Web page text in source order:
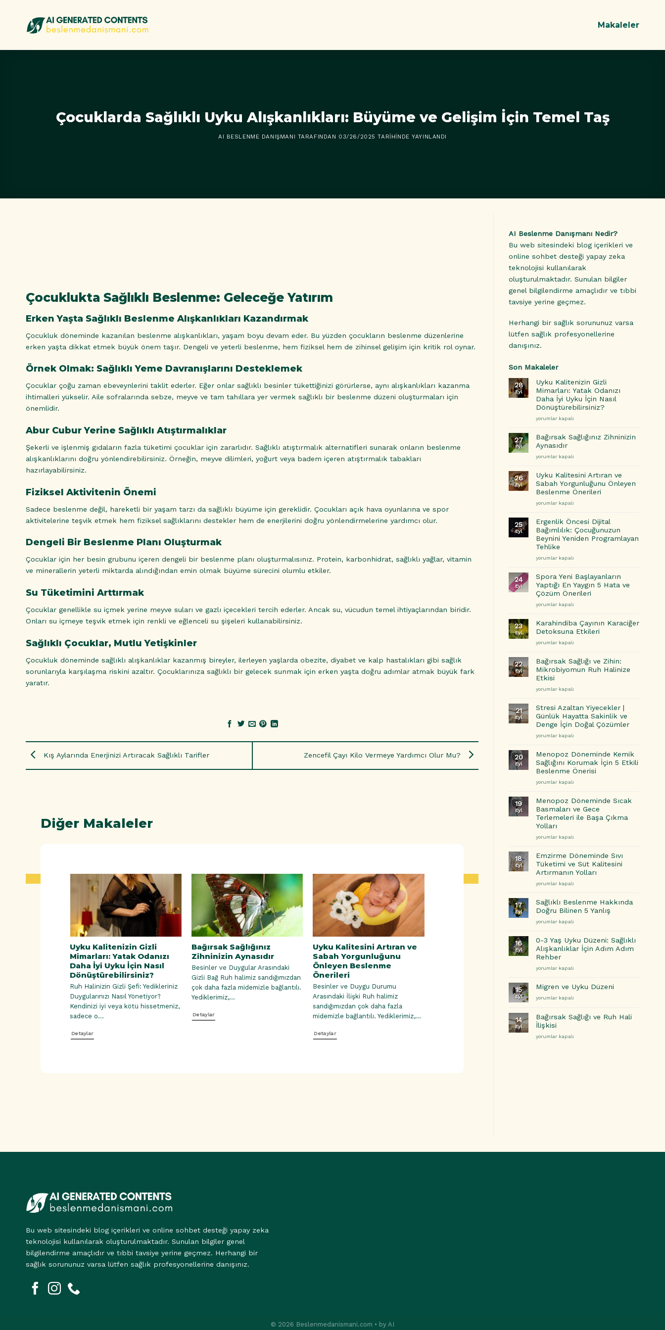
Makaleler
Çocuklarda Sağlıklı Uyku Alışkanlıkları: Büyüme ve Gelişim İçin Temel Taş
AI BESLENME DANIŞMANI TARAFINDAN 03/26/2025 TARIHINDE YAYINLANDI
Çocuklukta Sağlıklı Beslenme: Geleceğe Yatırım
Erken Yaşta Sağlıklı Beslenme Alışkanlıkları Kazandırmak
Çocukluk döneminde kazanılan beslenme alışkanlıkları, yaşam boyu devam eder. Bu yüzden çocukların beslenme düzenlerine
erken yaşta dikkat etmek büyük önem taşır. Dengeli ve yeterli beslenme, hem fiziksel hem de zihinsel gelişim için kritik rol oynar.
Örnek Olmak: Sağlıklı Yeme Davranışlarını Desteklemek
Çocuklar çoğu zaman ebeveynlerini taklit ederler. Eğer onlar sağlıklı besinler tükettiğinizi görürlerse, aynı alışkanlıkları kazanma
ihtimalleri yükselir. Aile sofralarında sebze, meyve ve tam tahıllara yer vermek sağlıklı bir beslenme düzeni oluşturmaları için
önemlidir.
Abur Cubur Yerine Sağlıklı Atıştırmalıklar
Şekerli ve işlenmiş gıdaların fazla tüketimi çocuklar için zararlıdır. Sağlıklı atıştırmalık alternatifleri sunarak onların beslenme
alışkanlıklarını doğru yönlendirebilirsiniz. Örneğin, meyve dilimleri, yoğurt veya badem içeren atıştırmalık tabakları
hazırlayabilirsiniz.
Fiziksel Aktivitenin Önemi
Sadece beslenme değil, hareketli bir yaşam tarzı da sağlıklı büyüme için gereklidir. Çocukları açık hava oyunlarına ve spor
aktivitelerine teşvik etmek hem fiziksel sağlıklarını destekler hem de enerjilerini doğru yönlendirmelerine yardımcı olur.
Dengeli Bir Beslenme Planı Oluşturmak
Çocuklar için her besin grubunu içeren dengeli bir beslenme planı oluşturmalısınız. Protein, karbonhidrat, sağlıklı yağlar, vitamin
ve minerallerin yeterli miktarda alındığından emin olmak büyüme sürecini olumlu etkiler.
Su Tüketimini Arttırmak
Çocuklar genellikle su içmek yerine meyve suları ve gazlı içecekleri tercih ederler. Ancak su, vücudun temel ihtiyaçlarından biridir.
Onları su içmeye teşvik etmek için renkli ve eğlenceli su şişeleri kullanabilirsiniz.
Sağlıklı Çocuklar, Mutlu Yetişkinler
Çocukluk döneminde sağlıklı alışkanlıklar kazanmış bireyler, ilerleyen yaşlarda obezite, diyabet ve kalp hastalıkları gibi sağlık
sorunlarıyla karşılaşma riskini azaltır. Çocuklarınıza sağlıklı bir gelecek sunmak için erken yaşta doğru adımlar atmak büyük fark
yaratır.
Kış Aylarında Enerjinizi Artıracak Sağlıklı Tarifler Zencefil Çayı Kilo Vermeye Yardımcı Olur Mu?
Diğer Makaleler
Uyku Kalitenizin Gizli
Mimarları: Yatak Odanızı
Daha İyi Uyku İçin Nasıl
Dönüştürebilirsiniz?
Ruh Halinizin Gizli Şefi: Yedikleriniz
Duygularınızı Nasıl Yönetiyor?
Kendinizi iyi veya kötü hissetmeniz,
sadece o...
Detaylar
Bağırsak Sağlığınız
Zihninizin Aynasıdır
Besinler ve Duygular Arasındaki
Gizli Bağ Ruh halimiz sandığımızdan
çok daha fazla midemizle bağlantılı.
Yediklerimiz,...
Detaylar
Uyku Kalitesini Artıran ve
Sabah Yorgunluğunu
Önleyen Beslenme
Önerileri
Besinler ve Duygu Durumu
Arasındaki İlişki Ruh halimiz
sandığımızdan çok daha fazla
midemizle bağlantılı. Yediklerimiz,...
Detaylar
Ergenlik Öncesi Dijital
Bağımlılık: Çocuğunuzun
Geleceğinizi Şekillendiren Kritik
haline gelen çocukluk çağı...
AI Beslenme Danışmanı Nedir?
Bu web sitesindeki blog içerikleri ve
online sohbet desteği yapay zeka
teknolojisi kullanılarak
oluşturulmaktadır. Sunulan bilgiler
genel bilgilendirme amaçlıdır ve tıbbi
tavsiye yerine geçmez.
Herhangi bir sağlık sorununuz varsa
lütfen sağlık profesyonellerine
danışınız.
Son Makaleler
28
Eyl
Uyku Kalitenizin Gizli
Mimarları: Yatak Odanızı
Daha İyi Uyku İçin Nasıl
Dönüştürebilirsiniz?
Uyku
Gizli
Mimarları:
Yatak
Odanızı
İyi
Uyku
İçin
Dönüştürebilirsiniz?
yorumlar kapalı
27
Eyl
Bağırsak Sağlığınız Zihninizin
Aynasıdır
Bağırsak
Zihninizin
Aynasıdır
için
yorumlar kapalı
26
Eyl
Uyku Kalitesini Artıran ve
Sabah Yorgunluğunu Önleyen
Beslenme Önerileri
Uyku
Artıran
Sabah
Yorgunluğunu
Önleyen
Beslenme
için
yorumlar kapalı
25
Eyl
Ergenlik Öncesi Dijital
Bağımlılık: Çocuğunuzun
Beynini Yeniden Programlayan
Tehlike
Ergenlik
Dijital
Bağımlılık:
Çocuğunuzun
Beynini
Yeniden
Tehlike
için
yorumlar kapalı
24
Eyl
Spora Yeni Başlayanların
Yaptığı En Yaygın 5 Hata ve
Çözüm Önerileri
Spora
Başlayanların
En
Yaygın
Hata
ve
Çözüm
için
yorumlar kapalı
23
Eyl
Karahindiba Çayının Karaciğer
Detoksuna Etkileri
Karahindiba
Karaciğer
Detoksuna
Etkileri
için
yorumlar kapalı
22
Eyl
Bağırsak Sağlığı ve Zihin:
Mikrobiyomun Ruh Halinize
Etkisi
Bağırsak
ve
Zihin:
Mikrobiyomun
Ruh
Halinize
için
yorumlar kapalı
21
Eyl
Stresi Azaltan Yiyecekler |
Günlük Hayatta Sakinlik ve
Denge İçin Doğal Çözümler
Stresi
Yiyecekler
Günlük
Hayatta
Sakinlik
Denge
İçin
Doğal
Çözümler
için
yorumlar kapalı
20
Eyl
Menopoz Döneminde Kemik
Sağlığını Korumak İçin 5 Etkili
Beslenme Önerisi
Menopoz
Kemik
Sağlığını
Korumak
İçin
5
Etkili
Önerisi
için
yorumlar kapalı
19
Eyl
Menopoz Döneminde Sıcak
Basmaları ve Gece
Terlemeleri ile Başa Çıkma
Yolları
Menopoz
Sıcak
Basmaları
ve
Gece
Terlemeleri
Başa
Çıkma
Yolları
için
yorumlar kapalı
18
Eyl
Emzirme Döneminde Sıvı
Tüketimi ve Süt Kalitesini
Artırmanın Yolları
Emzirme
Sıvı
Tüketimi
ve
Süt
Artırmanın
Yolları
için
yorumlar kapalı
17
Eyl
Sağlıklı Beslenme Hakkında
Doğru Bilinen 5 Yanlış
Sağlıklı
Hakkında
Doğru
Bilinen
5
Yanlış
yorumlar kapalı
16
Eyl
0-3 Yaş Uyku Düzeni: Sağlıklı
Alışkanlıklar İçin Adım Adım
Rehber
0-
Yaş
Uyku
Düzeni:
Alışkanlıklar
İçin
Adım
Adım
yorumlar kapalı
15
Eyl
Migren ve Uyku Düzeni
Migren
Uyku
Düzeni
için
yorumlar kapalı
14
Eyl
Bağırsak Sağlığı ve Ruh Hali
İlişkisi
Bağırsak
yorumlar kapalı
Bu web sitesindeki blog içerikleri ve online sohbet desteği yapay zeka
teknolojisi kullanılarak oluşturulmaktadır. Sunulan bilgiler genel
bilgilendirme amaçlıdır ve tıbbi tavsiye yerine geçmez. Herhangi bir
sağlık sorununuz varsa lütfen sağlık profesyonellerine danışınız.
© 2026 Beslenmedanismani.com • by AI